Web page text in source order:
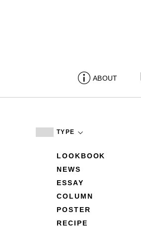
ABOUT
TYPE
LOOKBOOK
NEWS
ESSAY
COLUMN
POSTER
RECIPE